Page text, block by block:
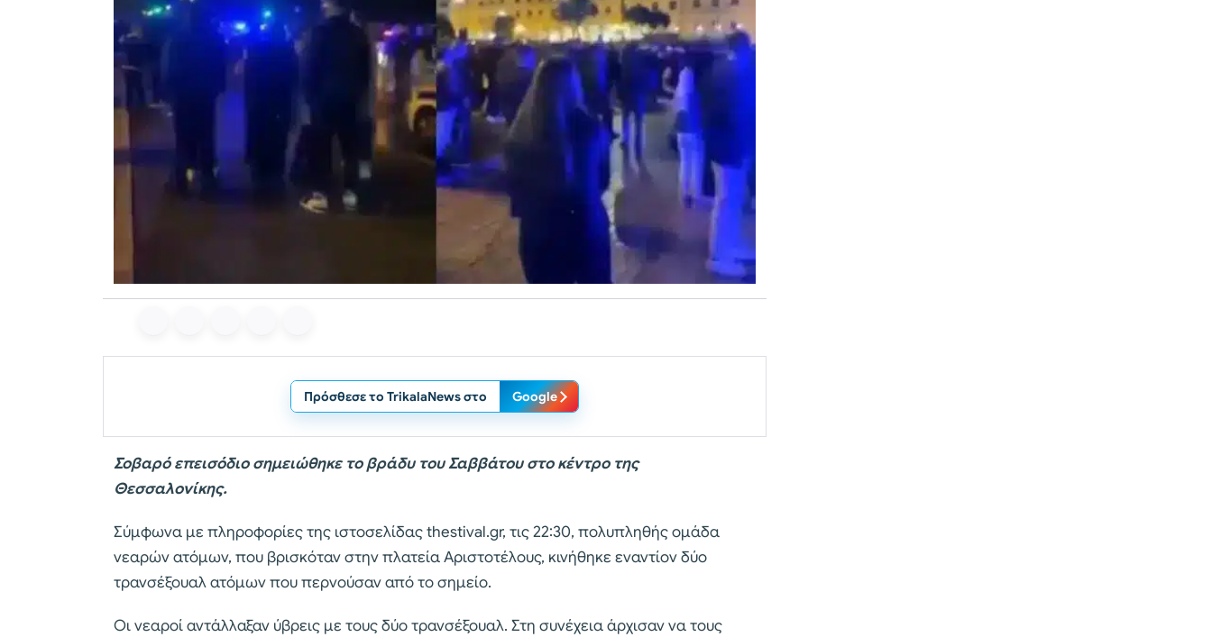
Πρόσθεσε το TrikalaNews στο Google
Σοβαρό επεισόδιο σημειώθηκε το βράδυ του Σαββάτου στο κέντρο της
Θεσσαλονίκης.
Σύμφωνα με πληροφορίες της ιστοσελίδας thestival.gr, τις 22:30, πολυπληθής ομάδα
νεαρών ατόμων, που βρισκόταν στην πλατεία Αριστοτέλους, κινήθηκε εναντίον δύο
τρανσέξουαλ ατόμων που περνούσαν από το σημείο.
Οι νεαροί αντάλλαξαν ύβρεις με τους δύο τρανσέξουαλ. Στη συνέχεια άρχισαν να τους